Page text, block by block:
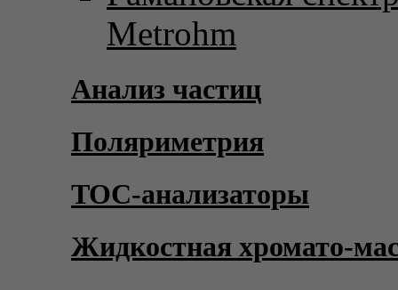
Metrohm
Анализ частиц
Поляриметрия
TOC-анализаторы
Жидкостная хромато-